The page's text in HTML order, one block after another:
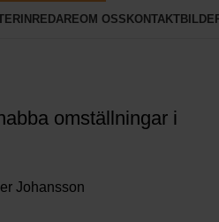
INREDAREOM OSS KONTAKT
omställningar i
Johansson